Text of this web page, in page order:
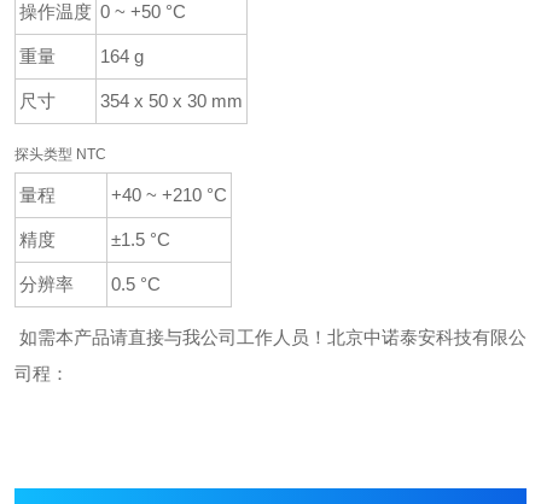
操作温度 0 ~ +50 °C
重量 164 g
尺寸 354 x 50 x 30 mm
探头类型 NTC
量程 +40 ~ +210 °C
精度 ±1.5 °C
分辨率 0.5 °C
如需本产品请直接与我公司工作人员！ 北京中诺泰安科技有限公
司程：